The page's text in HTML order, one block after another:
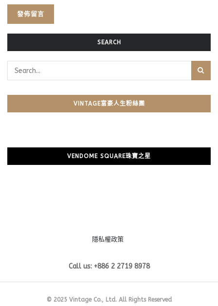
SEARCH
VINTAGE富豪人生粉絲團
VENDOME SQUARE珠寶之星
隱私權政策
Call us: +886 2 2719 8978
© 2025 Vintage Co., Ltd. All Rights Reserved